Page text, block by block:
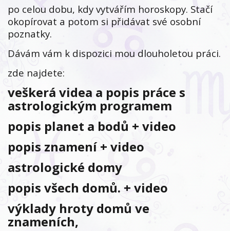
po celou dobu, kdy vytvářím horoskopy. Stačí
okopírovat a potom si přidávat své osobní
poznatky.
Dávám vám k dispozici mou dlouholetou práci.
zde najdete:
veškerá videa a popis práce s
astrologickým programem
popis planet a bodů + video
popis znamení + video
astrologické domy
popis všech domů. + video
výklady hroty domů ve
znameních,